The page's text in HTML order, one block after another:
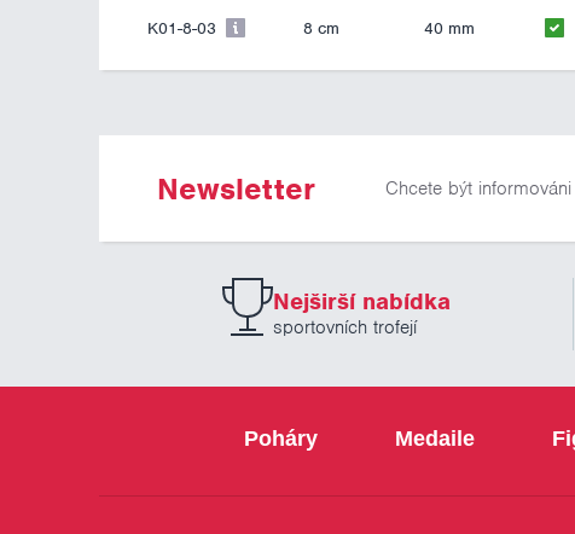
K01-8-03 8 cm 40 mm
Newsletter Chcete být
Nejširší nabídka
sportovních trofejí
Poháry Medaile